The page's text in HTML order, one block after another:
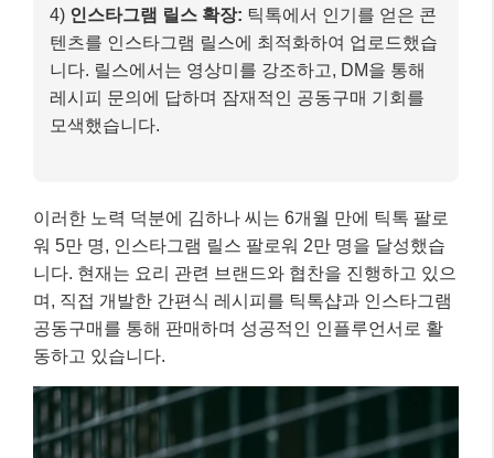
4) 인스타그램 릴스 확장: 틱톡에서 인기를 얻은 콘
텐츠를 인스타그램 릴스에 최적화하여 업로드했습
니다. 릴스에서는 영상미를 강조하고, DM을 통해
레시피 문의에 답하며 잠재적인 공동구매 기회를
모색했습니다.
이러한 노력 덕분에 김하나 씨는 6개월 만에 틱톡 팔로
워 5만 명, 인스타그램 릴스 팔로워 2만 명을 달성했습
니다. 현재는 요리 관련 브랜드와 협찬을 진행하고 있으
며, 직접 개발한 간편식 레시피를 틱톡샵과 인스타그램
공동구매를 통해 판매하며 성공적인 인플루언서로 활
동하고 있습니다.